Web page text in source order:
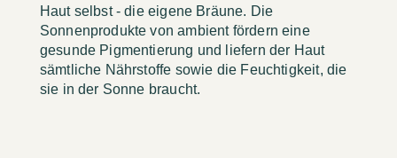
Haut selbst - die eigene Bräune. Die
Sonnenprodukte von ambient fördern eine
gesunde Pigmentierung und liefern der Haut
sämtliche Nährstoffe sowie die Feuchtigkeit, die
sie in der Sonne braucht.